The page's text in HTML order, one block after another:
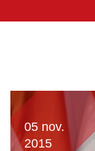
05 nov.
2015